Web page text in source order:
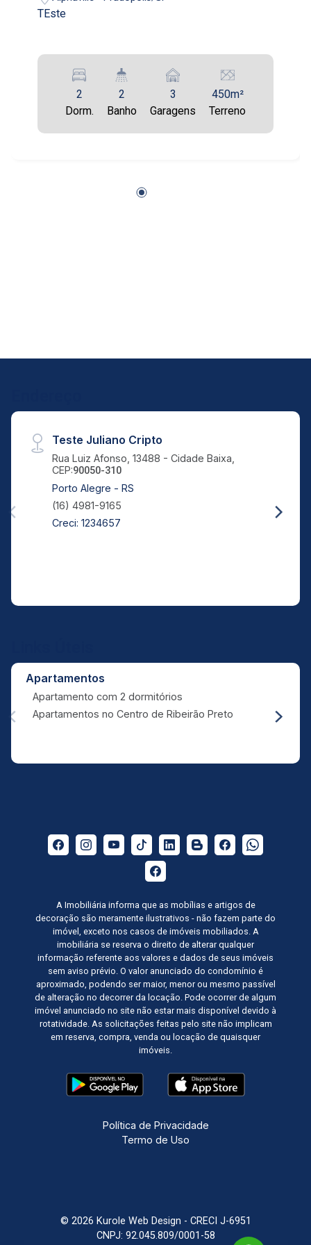
14
Aug/Fri
17
Aug/Fri
TEste
2
Dorm.
2
Banho
3
Garagens
450m²
Terreno
Teste Juliano Cripto
Rua Luiz Afonso, 13488 - Cidade Baixa,
CEP:90050-310
Porto Alegre - RS
(16) 4981-9165
Creci: 1234657
Apartamentos
Apartamento com 2 dormitórios
Apartamentos no Centro de Ribeirão Preto
A Imobiliária informa que as mobílias e artigos de
decoração são meramente ilustrativos - não fazem parte do
imóvel, exceto nos casos de imóveis mobiliados. A
imobiliária se reserva o direito de alterar qualquer
informação referente aos valores e dados de seus imóveis
sem aviso prévio. O valor anunciado do condomínio é
aproximado, podendo ser maior, menor ou mesmo passível
de alteração no decorrer da locação. Pode ocorrer de algum
imóvel anunciado no site não estar mais disponível devido à
rotatividade. As solicitações feitas pelo site não implicam
em reserva, compra, venda ou locação de quaisquer
imóveis.
Política de Privacidade
Termo de Uso
© 2026 Kurole Web Design - CRECI J-6951
CNPJ: 92.045.809/0001-58